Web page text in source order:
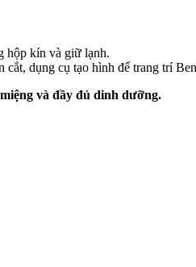
hộp kín và giữ lạnh.
cắt, dụng cụ tạo hình để trang trí
và đầy đủ dinh dưỡng.